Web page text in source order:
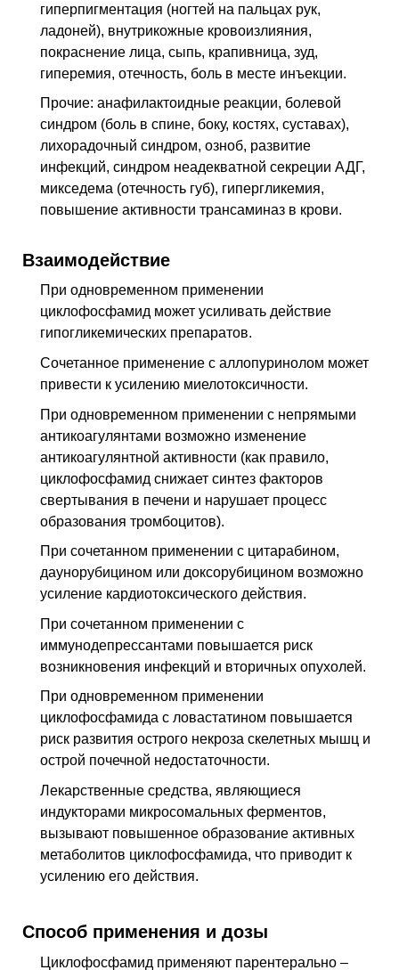
гиперпигментация (ногтей на пальцах рук,
ладоней), внутрикожные кровоизлияния,
покраснение лица, сыпь, крапивница, зуд,
гиперемия, отечность, боль в месте инъекции.
Прочие: анафилактоидные реакции, болевой
синдром (боль в спине, боку, костях, суставах),
лихорадочный синдром, озноб, развитие
инфекций, синдром неадекватной секреции АДГ,
микседема (отечность губ), гипергликемия,
повышение активности трансаминаз в крови.
Взаимодействие
При одновременном применении
циклофосфамид может усиливать действие
гипогликемических препаратов.
Сочетанное применение с аллопуринолом может
привести к усилению миелотоксичности.
При одновременном применении с непрямыми
антикоагулянтами возможно изменение
антикоагулянтной активности (как правило,
циклофосфамид снижает синтез факторов
свертывания в печени и нарушает процесс
образования тромбоцитов).
При сочетанном применении с цитарабином,
даунорубицином или доксорубицином возможно
усиление кардиотоксического действия.
При сочетанном применении с
иммунодепрессантами повышается риск
возникновения инфекций и вторичных опухолей.
При одновременном применении
циклофосфамида с ловастатином повышается
риск развития острого некроза скелетных мышц и
острой почечной недостаточности.
Лекарственные средства, являющиеся
индукторами микросомальных ферментов,
вызывают повышенное образование активных
метаболитов циклофосфамида, что приводит к
усилению его действия.
Способ применения и дозы
Циклофосфамид применяют парентерально –